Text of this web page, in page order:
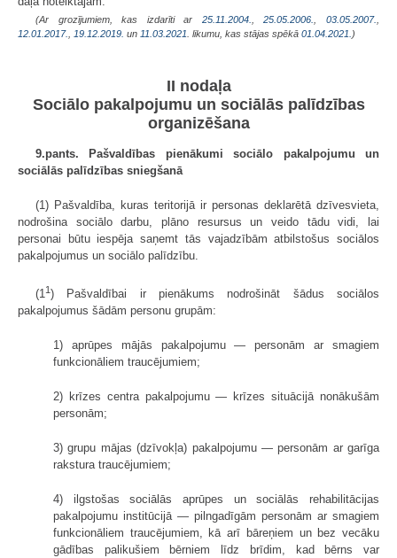
(Ar grozījumiem, kas izdarīti ar 25.11.2004. ,25.05.2006. ,03.05.2007.
12.01.2017.
19.12.2019. un 11.03.2021 . likumu, kas stājas spēkā 01.04.2021. )
II nodaļa
Sociālo pakalpojumu un sociālās palīdzības
organizēšana
9.pants. Pašvaldības pienākumi sociālo pakalpojumu un
sociālās palīdzības sniegšanā
(1) Pašvaldība, kuras teritorijā ir personas deklarētā dzīvesvieta,
nodrošina sociālo darbu, plāno resursus un veido tādu vidi, lai
personai būtu iespēja saņemt tās vajadzībām atbilstošus sociālos
pakalpojumus un sociālo palīdzību.
(11) Pašvaldībai ir pienākums nodrošināt šādus sociālos
pakalpojumus šādām personu grupām:
1) aprūpes mājās pakalpojumu — personām ar smagiem
funkcionāliem traucējumiem;
2) krīzes centra pakalpojumu — krīzes situācijā nonākušām
personām;
3) grupu mājas (dzīvokļa) pakalpojumu — personām ar garīga
rakstura traucējumiem;
4) ilgstošas sociālās aprūpes un sociālās rehabilitācijas
pakalpojumu institūcijā — pilngadīgām personām ar smagiem
funkcionāliem traucējumiem, kā arī bāreņiem un bez vecāku
gādības palikušiem bērniem līdz brīdim, kad bērns var